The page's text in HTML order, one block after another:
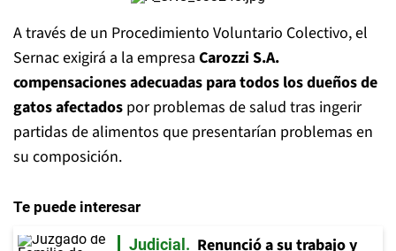
A través de un Procedimiento Voluntario Colectivo, el
Sernac exigirá a la empresa Carozzi S.A.
compensaciones adecuadas para todos los dueños de
gatos afectados por problemas de salud tras ingerir
partidas de alimentos que presentarían problemas en
su composición.
Te puede interesar
Judicial
Renunció a su trabajo y